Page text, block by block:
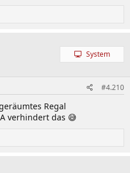
System
#4.210
Regal
verhindert das 😅